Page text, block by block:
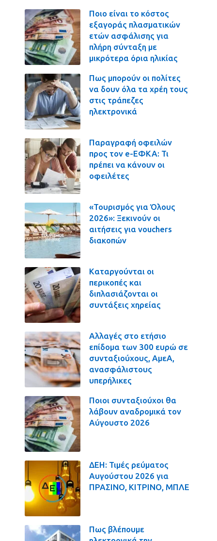
Ποιο είναι το κόστος
εξαγοράς πλασματικών
ετών ασφάλισης για
πλήρη σύνταξη με
μικρότερα όρια ηλικίας
Πως μπορούν οι πολίτες
να δουν όλα τα χρέη τους
στις τράπεζες
ηλεκτρονικά
Παραγραφή οφειλών
προς τον e-ΕΦΚΑ: Τι
πρέπει να κάνουν οι
οφειλέτες
«Τουρισμός για Όλους
2026»: Ξεκινούν οι
αιτήσεις για vouchers
διακοπών
Καταργούνται οι
περικοπές και
διπλασιάζονται οι
συντάξεις χηρείας
Αλλαγές στο ετήσιο
επίδομα των 300 ευρώ σε
συνταξιούχους, ΑμεΑ,
ανασφάλιστους
υπερήλικες
Ποιοι συνταξιούχοι θα
λάβουν αναδρομικά τον
Αύγουστο 2026
ΔΕΗ: Τιμές ρεύματος
Αυγούστου 2026 για
ΠΡΑΣΙΝΟ, ΚΙΤΡΙΝΟ, ΜΠΛΕ
Πως βλέπουμε